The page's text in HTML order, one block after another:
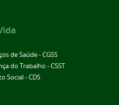
de Saúde - CGSS
do Trabalho - CSST
Social - CDS